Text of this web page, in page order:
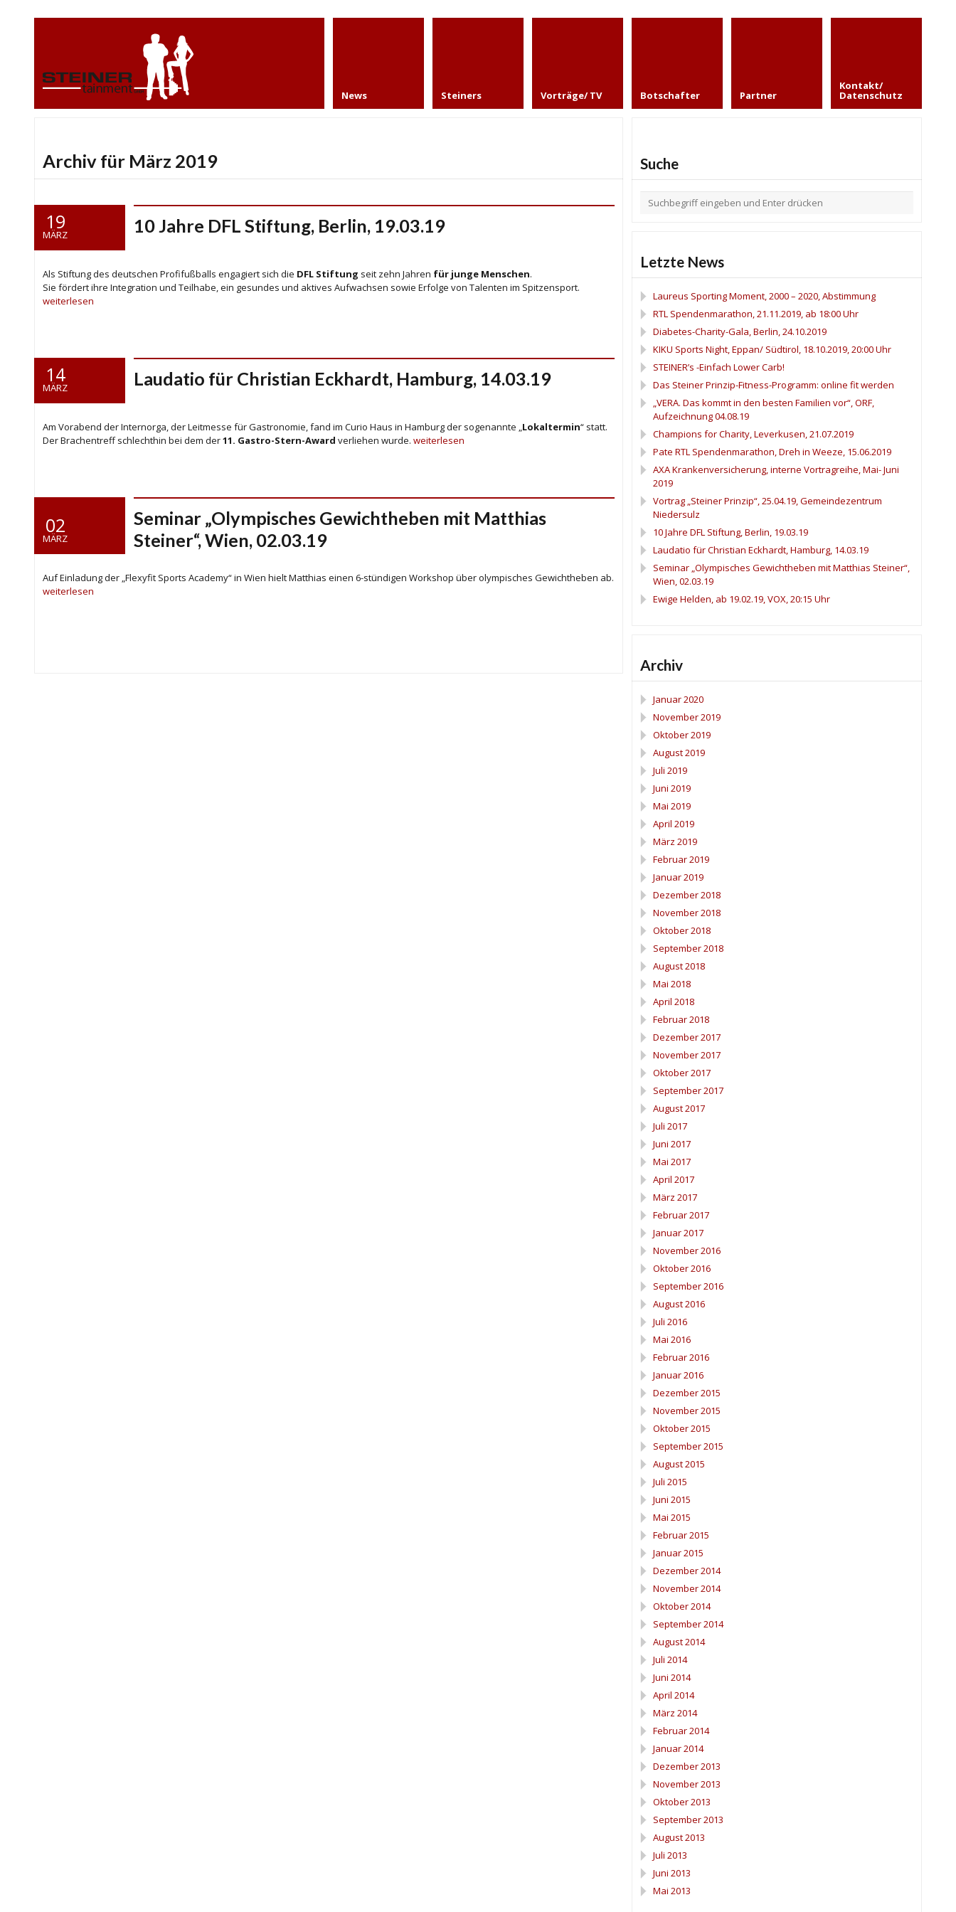
News Steiners Vorträge/ TV Botschafter Partner
Kontakt/
Datenschutz
Archiv für März 2019
19
MÄRZ 10 Jahre DFL Stiftung, Berlin, 19.03.19
Als Stiftung des deutschen Profifußballs engagiert sich die DFL Stiftung seit zehn Jahren für junge Menschen.
Sie fördert ihre Integration und Teilhabe, ein gesundes und aktives Aufwachsen sowie Erfolge von Talenten im Spitzensport.
weiterlesen
14
MÄRZ Laudatio für Christian Eckhardt, Hamburg, 14.03.19
Am Vorabend der Internorga, der Leitmesse für Gastronomie, fand im Curio Haus in Hamburg der sogenannte „Lokaltermin“ statt.
Der Brachentreff schlechthin bei dem der11. Gastro-Stern-Award verliehen wurde. weiterlesen
02
MÄRZ
Seminar „Olympisches Gewichtheben mit Matthias
Steiner“, Wien, 02.03.19
Auf Einladung der „Flexyfit Sports Academy“ in Wien hielt Matthias einen 6-stündigen Workshop über olympisches Gewichtheben ab.
weiterlesen
Suche
Letzte News
Laureus Sporting Moment, 2000 – 2020, Abstimmung
RTL Spendenmarathon, 21.11.2019, ab 18:00 Uhr
Diabetes-Charity-Gala, Berlin, 24.10.2019
KIKU Sports Night, Eppan/ Südtirol, 18.10.2019, 20:00 Uhr
STEINER’s -Einfach Lower Carb!
Das Steiner Prinzip-Fitness-Programm: online fit werden
„VERA. Das kommt in den besten Familien vor“, ORF,
Aufzeichnung 04.08.19
Champions for Charity, Leverkusen, 21.07.2019
Pate RTL Spendenmarathon, Dreh in Weeze, 15.06.2019
AXA Krankenversicherung, interne Vortragreihe, Mai- Juni
2019
Vortrag „Steiner Prinzip“, 25.04.19, Gemeindezentrum
Niedersulz
10 Jahre DFL Stiftung, Berlin, 19.03.19
Laudatio für Christian Eckhardt, Hamburg, 14.03.19
Seminar „Olympisches Gewichtheben mit Matthias Steiner“,
Wien, 02.03.19
Ewige Helden, ab 19.02.19, VOX, 20:15 Uhr
Archiv
Januar 2020
November 2019
Oktober 2019
August 2019
Juli 2019
Juni 2019
Mai 2019
April 2019
März 2019
Februar 2019
Januar 2019
Dezember 2018
November 2018
Oktober 2018
September 2018
August 2018
Mai 2018
April 2018
Februar 2018
Dezember 2017
November 2017
Oktober 2017
September 2017
August 2017
Juli 2017
Juni 2017
Mai 2017
April 2017
März 2017
Februar 2017
Januar 2017
November 2016
Oktober 2016
September 2016
August 2016
Juli 2016
Mai 2016
Februar 2016
Januar 2016
Dezember 2015
November 2015
Oktober 2015
September 2015
August 2015
Juli 2015
Juni 2015
Mai 2015
Februar 2015
Januar 2015
Dezember 2014
November 2014
Oktober 2014
September 2014
August 2014
Juli 2014
Juni 2014
April 2014
März 2014
Februar 2014
Januar 2014
Dezember 2013
November 2013
Oktober 2013
September 2013
August 2013
Juli 2013
Juni 2013
Mai 2013